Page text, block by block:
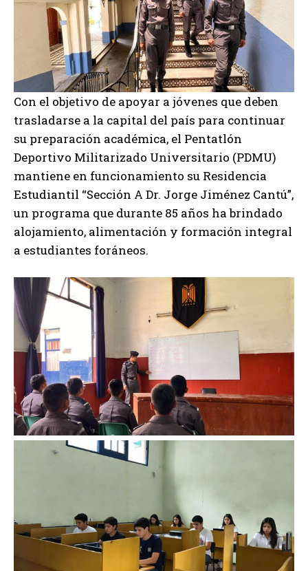
Con el objetivo de apoyar a jóvenes que deben
trasladarse a la capital del país para continuar
su preparación académica, el Pentatlón
Deportivo Militarizado Universitario (PDMU)
mantiene en funcionamiento su Residencia
Estudiantil “Sección A Dr. Jorge Jiménez Cantú”,
un programa que durante 85 años ha brindado
alojamiento, alimentación y formación integral
a estudiantes foráneos.